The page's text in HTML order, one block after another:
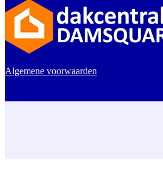
Algemene voorwaarden